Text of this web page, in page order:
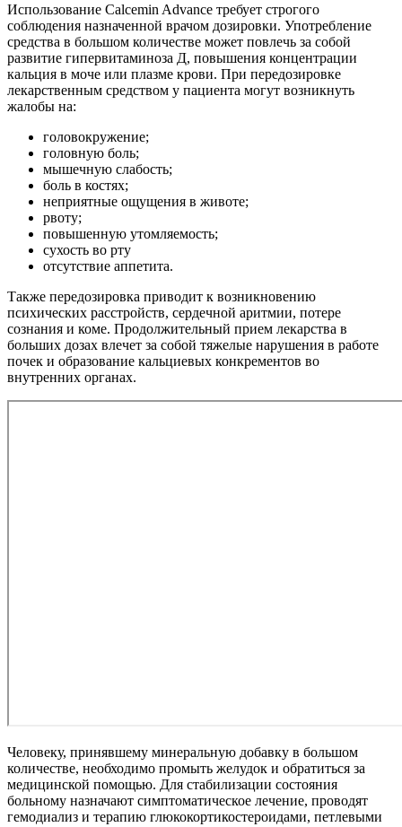
Использование Calcemin Advance требует строгого
соблюдения назначенной врачом дозировки. Употребление
средства в большом количестве может повлечь за собой
развитие гипервитаминоза Д, повышения концентрации
кальция в моче или плазме крови. При передозировке
лекарственным средством у пациента могут возникнуть
жалобы на:
головокружение;
головную боль;
мышечную слабость;
боль в костях;
неприятные ощущения в животе;
рвоту;
повышенную утомляемость;
сухость во рту
отсутствие аппетита.
Также передозировка приводит к возникновению
психических расстройств, сердечной аритмии, потере
сознания и коме. Продолжительный прием лекарства в
больших дозах влечет за собой тяжелые нарушения в работе
почек и образование кальциевых конкрементов во
внутренних органах.
Человеку, принявшему минеральную добавку в большом
количестве, необходимо промыть желудок и обратиться за
медицинской помощью. Для стабилизации состояния
больному назначают симптоматическое лечение, проводят
гемодиализ и терапию глюкокортикостероидами, петлевыми